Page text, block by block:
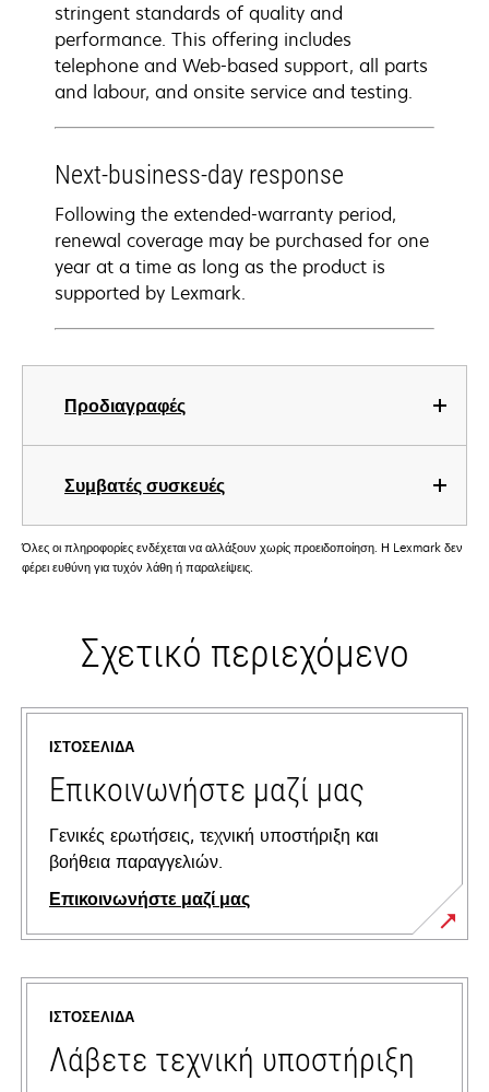
Προδιαγραφές
Συμβατές συσκευές
stringent standards of quality and
performance. This offering includes
telephone and Web-based support, all parts
and labour, and onsite service and testing.
Next-business-day response
Following the extended-warranty period,
renewal coverage may be purchased for one
year at a time as long as the product is
supported by Lexmark.
Όλες οι πληροφορίες ενδέχεται να αλλάξουν χωρίς προειδοποίηση. Η Lexmark δεν
φέρει ευθύνη για τυχόν λάθη ή παραλείψεις.
Σχετικό περιεχόμενο
ΙΣΤΟΣΕΛΊΔΑ
Επικοινωνήστε μαζί μας
Γενικές ερωτήσεις, τεχνική υποστήριξη και
βοήθεια παραγγελιών.
Επικοινωνήστε μαζί μας
ΙΣΤΟΣΕΛΊΔΑ
Λάβετε τεχνική υποστήριξη